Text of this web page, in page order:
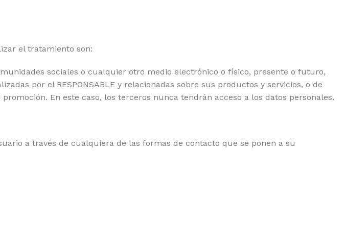
el tratamiento son:
sociales o cualquier otro medio electrónico o físico, presente o futuro,
por el RESPONSABLE y relacionadas sobre sus productos y servicios, o de
En este caso, los terceros nunca tendrán acceso a los datos personales.
a través de cualquiera de las formas de contacto que se ponen a su